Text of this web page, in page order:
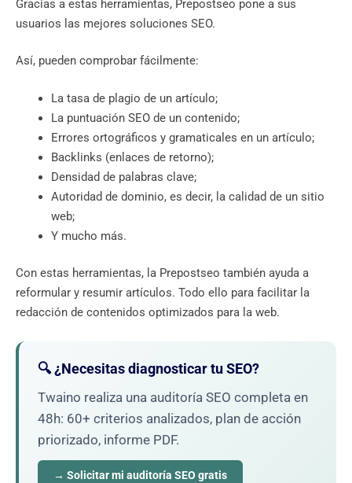
Gracias a estas herramientas, Prepostseo pone a sus
usuarios las mejores soluciones SEO.
Así, pueden comprobar fácilmente:
La tasa de plagio de un artículo;
La puntuación SEO de un contenido;
Errores ortográficos y gramaticales en un artículo;
Backlinks (enlaces de retorno);
Densidad de palabras clave;
Autoridad de dominio, es decir, la calidad de un sitio
web;
Y mucho más.
Con estas herramientas, la Prepostseo también ayuda a
reformular y resumir artículos. Todo ello para facilitar la
redacción de contenidos optimizados para la web.
🔍 ¿Necesitas diagnosticar tu SEO?
Twaino realiza una auditoría SEO completa en
48h: 60+ criterios analizados, plan de acción
priorizado, informe PDF.
→ Solicitar mi auditoría SEO gratis